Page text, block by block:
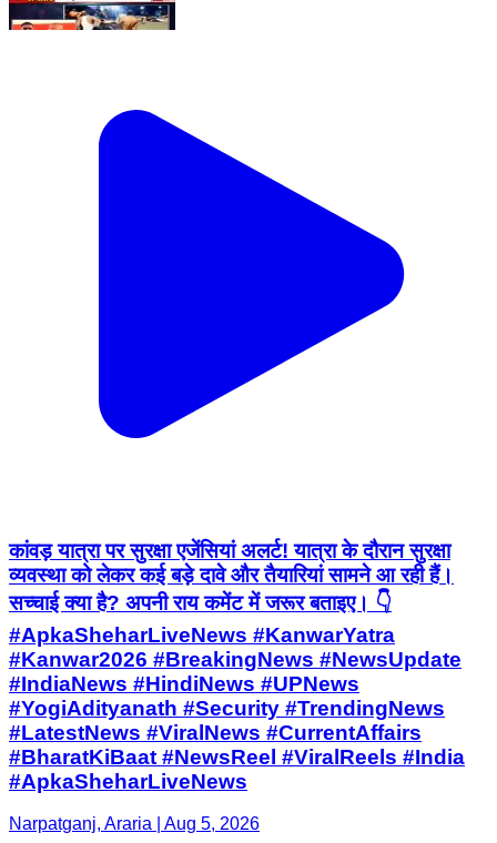
कांवड़ यात्रा पर सुरक्षा एजेंसियां अलर्ट! यात्रा के दौरान सुरक्षा
व्यवस्था को लेकर कई बड़े दावे और तैयारियां सामने आ रही हैं।
सच्चाई क्या है? अपनी राय कमेंट में जरूर बताइए। 👇
#ApkaSheharLiveNews #KanwarYatra
#Kanwar2026 #BreakingNews #NewsUpdate
#IndiaNews #HindiNews #UPNews
#YogiAdityanath #Security #TrendingNews
#LatestNews #ViralNews #CurrentAffairs
#BharatKiBaat #NewsReel #ViralReels #India
#ApkaSheharLiveNews
Narpatganj, Araria | Aug 5, 2026